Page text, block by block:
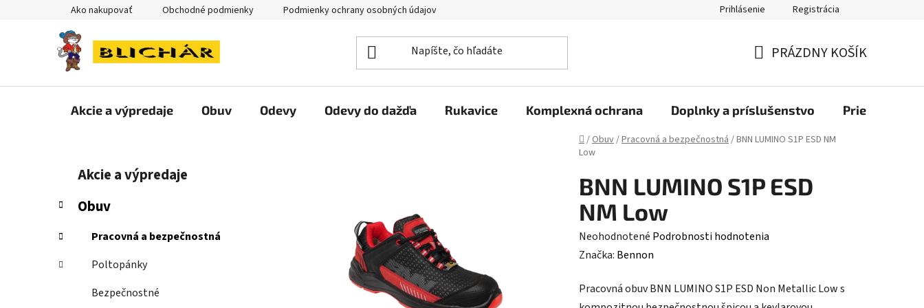
Ako nakupovať Obchodné podmienky Podmienky ochrany osobných údajov Prihlásenie Registrácia
KOŠÍK
PRÁZDNY KOŠÍK
Akcie a výpredaje Obuv Odevy Odevy do dažďa Rukavice Komplexná ochrana Doplnky a príslušenstvo Priemyselné
Domov
/Obuv/Pracovná a bezpečnostná/BNN LUMINO S1P ESD NM
Low
č
ý
p
Preskočiť
kategórie
t
e
ó
r
i
Akcie a výpredaje
Obuv
Pracovná a bezpečnostná
Poltopánky
Bezpečnostné
BNN LUMINO S1P ESD
NM Low
Priemerné
hodnotenie
je
Neohodnotené Podrobnosti hodnotenia
Značka: Bennon
Pracovná obuv BNN LUMINO S1P ESD Non Metallic Low s